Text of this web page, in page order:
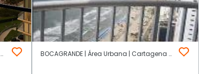
SERENA DEL MAR | Otros | Cartagena de Indias BOCAGRANDE | Área Urbana | Cartagena de Indias